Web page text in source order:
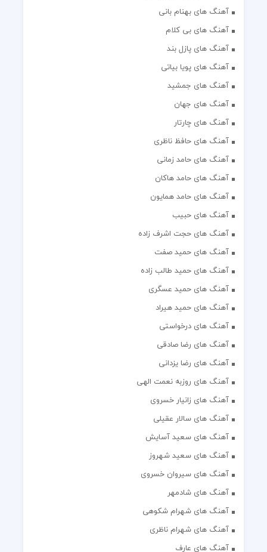
آهنگ های بهنام بانی
آهنگ های بی کلام
آهنگ های پازل بند
آهنگ های پویا بیاتی
آهنگ های جمشید
آهنگ های جهان
آهنگ های چارتار
آهنگ های حافظ ناظری
آهنگ های حامد زمانی
آهنگ های حامد هاکان
آهنگ های حامد همایون
آهنگ های حبیب
آهنگ های حجت اشرف زاده
آهنگ های حمید صفت
آهنگ های حمید طالب زاده
آهنگ های حمید عسگری
آهنگ های حمید هیراد
آهنگ های درخواستی
آهنگ های رضا صادقی
آهنگ های رضا یزدانی
آهنگ های روزبه نعمت الهی
آهنگ های زانیار خسروی
آهنگ های سالار عقیلی
آهنگ های سعید آسایش
آهنگ های سعید شهروز
آهنگ های سیروان خسروی
آهنگ های شادمهر
آهنگ های شهرام شکوهی
آهنگ های شهرام ناظری
آهنگ های عارف